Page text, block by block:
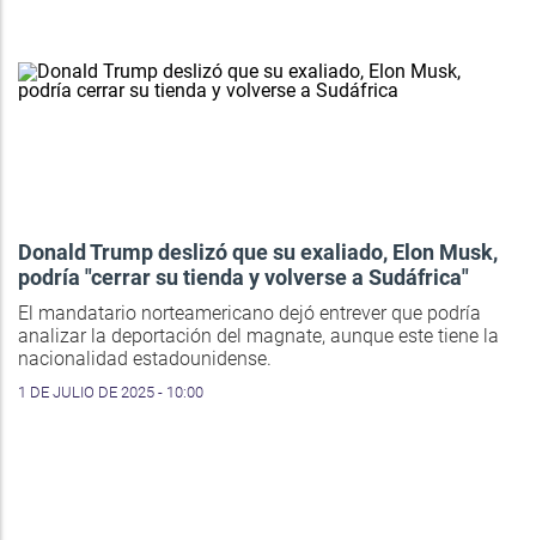
Donald Trump deslizó que su exaliado, Elon Musk,
podría "cerrar su tienda y volverse a Sudáfrica"
El mandatario norteamericano dejó entrever que podría
analizar la deportación del magnate, aunque este tiene la
nacionalidad estadounidense.
1 DE JULIO DE 2025 - 10:00